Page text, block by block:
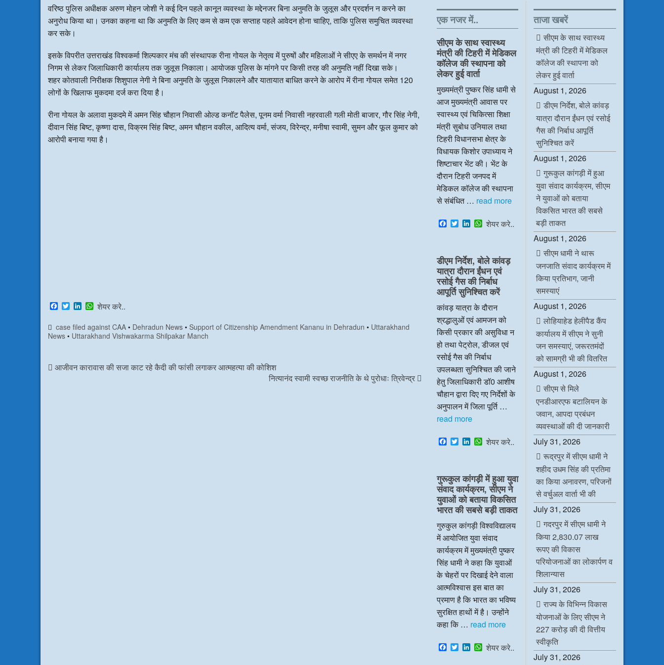
वरिष्ठ पुलिस अधीक्षक अरुण मोहन जोशी ने कई दिन पहले कानून व्यवस्था के मद्देनजर बिना अनुमति के जुलूस और प्रदर्शन न करने का
अनुरोध किया था। उनका कहना था कि अनुमति के लिए कम से कम एक सप्ताह पहले आवेदन होना चाहिए, ताकि पुलिस समुचित व्यवस्था
कर सके।
इसके विपरीत उत्तराखंड विश्वकर्मा शिल्पकार मंच की संस्थापक रीना गोयल के नेतृत्व में पुरुषों और महिलाओं ने सीएए के समर्थन में नगर
निगम से लेकर जिलाधिकारी कार्यालय तक जुलूस निकाला। आयोजक पुलिस के मांगने पर किसी तरह की अनुमति नहीं दिखा सके।
शहर कोतवाली निरीक्षक शिशुपाल नेगी ने बिना अनुमति के जुलूस निकालने और यातायात बाधित करने के आरोप में रीना गोयल समेत 120
लोगों के खिलाफ मुकदमा दर्ज करा दिया है।
रीना गोयल के अलावा मुकदमे में अमन सिंह चौहान निवासी ओल्ड कनॉट पैलेस, पूनम वर्मा निवासी नहरवाली गली मोती बाजार, गौर सिंह नेगी,
दीवान सिंह बिष्ट, कृष्णा दास, विक्रम सिंह बिष्ट, अमन चौहान वकील, आदित्य वर्मा, संजय, विरेन्द्र, मनीषा स्वामी, सुमन और फूल कुमार को
आरोपी बनाया गया है।
F
a
e
b
T
w
t
L
n
k
e
W
t
s
शेयर करे..
case filed against CAA • Dehradun News •Support of Citizenship Amendment Kananu in Dehradun • Uttarakhand
News • Uttarakhand Vishwakarma Shilpakar Manch
आजीवन कारावास की सजा काट रहे कैदी की फांसी लगाकर आत्महत्या की कोशिश
नित्यानंद स्वामी स्वच्छ राजनीति के थे पुरोधाः त्रिवेन्द्र
एक नजर में..
सीएम के साथ स्वास्थ्य
मंत्री की टिहरी में मेडिकल
कॉलेज की स्थापना को
लेकर हुई वार्ता
मुख्यमंत्री पुष्कर सिंह धामी से
आज मुख्यमंत्री आवास पर
स्वास्थ्य एवं चिकित्सा शिक्षा
मंत्री सुबोध उनियाल तथा
टिहरी विधानसभा क्षेत्र के
विधायक किशोर उपाध्याय ने
शिष्टाचार भेंट की। भेंट के
दौरान टिहरी जनपद में
मेडिकल कॉलेज की स्थापना
से संबंधित … read more
F
a
o
o
k
T
w
t
e
r
L
i
d
I
n
W
h
s
A
p
p
शेयर करे..
डीएम निर्देश, बोले कांवड़
यात्रा दौरान ईंधन एवं
रसोई गैस की निर्बाध
आपूर्ति सुनिश्चित करें
कांवड़ यात्रा के दौरान
श्रद्धालुओं एवं आमजन को
किसी प्रकार की असुविधा न
हो तथा पेट्रोल, डीजल एवं
रसोई गैस की निर्बाध
उपलब्धता सुनिश्चित की जाने
हेतु जिलाधिकारी डॉ0 आशीष
चौहान द्वारा दिए गए निर्देशों के
अनुपालन में जिला पूर्ति …
read more
F
a
o
o
k
T
w
e
r
L
i
e
d
I
n
W
h
s
A
p
p
शेयर करे..
गुरूकुल कांगड़ी में हुआ युवा
संवाद कार्यक्रम, सीएम ने
युवाओं को बताया विकसित
भारत की सबसे बड़ी ताकत
गुरुकुल कांगड़ी विश्वविद्यालय
में आयोजित युवा संवाद
कार्यक्रम में मुख्यमंत्री पुष्कर
सिंह धामी ने कहा कि युवाओं
के चेहरों पर दिखाई देने वाला
आत्मविश्वास इस बात का
प्रमाण है कि भारत का भविष्य
सुरक्षित हाथों में है। उन्होंने
कहा कि … read more
F
a
T
w
L
i
W
h
शेयर करे..
ताजा खबरें
सीएम के साथ स्वास्थ्य
मंत्री की टिहरी में मेडिकल
कॉलेज की स्थापना को
लेकर हुई वार्ता
August 1, 2026
डीएम निर्देश, बोले कांवड़
यात्रा दौरान ईंधन एवं रसोई
गैस की निर्बाध आपूर्ति
सुनिश्चित करें
August 1, 2026
गुरूकुल कांगड़ी में हुआ
युवा संवाद कार्यक्रम, सीएम
ने युवाओं को बताया
विकसित भारत की सबसे
बड़ी ताकत
August 1, 2026
सीएम धामी ने थारू
जनजाति संवाद कार्यक्रम में
किया प्रतिभाग, जानी
समस्याएं
August 1, 2026
लोहियाहेड हेलीपैड कैंप
कार्यालय में सीएम ने सुनी
जन समस्याएं, जरूरतमंदों
को सामग्री भी की वितरित
August 1, 2026
सीएम से मिले
एनडीआरएफ बटालियन के
जवान, आपदा प्रबंधन
व्यवस्थाओं की दी जानकारी
July 31, 2026
रूद्रपुर में सीएम धामी ने
शहीद उधम सिंह की प्रतिमा
का किया अनावरण, परिजनों
से वर्चुअल वार्ता भी की
July 31, 2026
गदरपुर में सीएम धामी ने
किया 2,830.07 लाख
रूपए की विकास
परियोजनाओं का लोकार्पण व
शिलान्यास
July 31, 2026
राज्य के विभिन्न विकास
योजनाओं के लिए सीएम ने
227 करोड़ की दी वित्तीय
स्वीकृति
July 31, 2026